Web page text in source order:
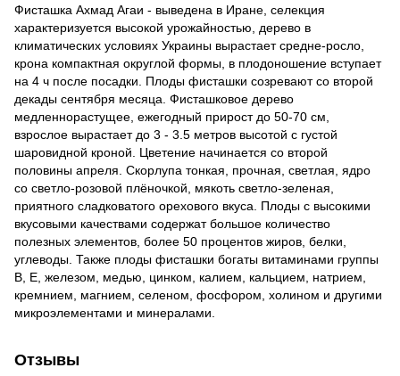
Фисташка Ахмад Агаи - выведена в Иране, селекция
характеризуется высокой урожайностью, дерево в
климатических условиях Украины вырастает средне-росло,
крона компактная округлой формы, в плодоношение вступает
на 4 ч после посадки. Плоды фисташки созревают со второй
декады сентября месяца. Фисташковое дерево
медленнорастущее, ежегодный прирост до 50-70 см,
взрослое вырастает до 3 - 3.5 метров высотой с густой
шаровидной кроной. Цветение начинается со второй
половины апреля. Скорлупа тонкая, прочная, светлая, ядро
со светло-розовой плёночкой, мякоть светло-зеленая,
приятного сладковатого орехового вкуса. Плоды с высокими
вкусовыми качествами содержат большое количество
полезных элементов, более 50 процентов жиров, белки,
углеводы. Также плоды фисташки богаты витаминами группы
B, Е, железом, медью, цинком, калием, кальцием, натрием,
кремнием, магнием, селеном, фосфором, холином и другими
микроэлементами и минералами.
Отзывы